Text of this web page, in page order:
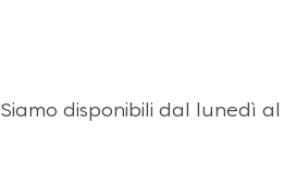
Siamo disponibili dal lunedì